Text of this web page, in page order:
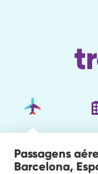
Passagens
Barcelona,